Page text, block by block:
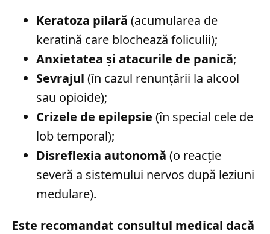
Keratoza pilară (acumularea de
keratină care blochează foliculii);
Anxietatea și atacurile de panică;
Sevrajul (în cazul renunțării la alcool
sau opioide);
Crizele de epilepsie (în special cele de
lob temporal);
Disreflexia autonomă (o reacție
severă a sistemului nervos după leziuni
medulare).
Este recomandat consultul medical dacă